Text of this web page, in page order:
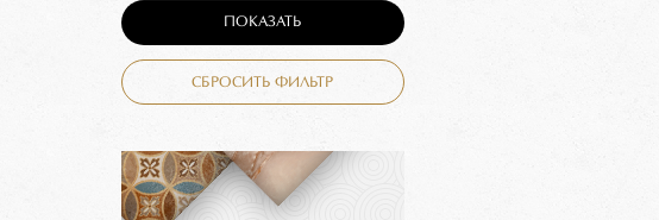
ПОКАЗАТЬ
СБРОСИТЬ ФИЛЬТР